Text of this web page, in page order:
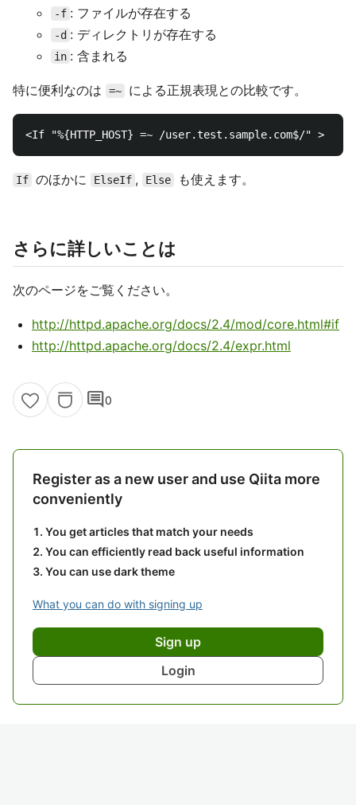
-f : ファイルが存在する
-d : ディレクトリが存在する
in : 含まれる
特に便利なのは =~ による正規表現との比較です。
If のほかに ElseIf , Else も使えます。
さらに詳しいことは
次のページをご覧ください。
http://httpd.apache.org/docs/2.4/mod/core.html#if
http://httpd.apache.org/docs/2.4/expr.html
comment0
Register as a new user and use Qiita more
conveniently
You get articles that match your needs
You can efficiently read back useful information
You can use dark theme
What you can do with signing up
Sign up
Login